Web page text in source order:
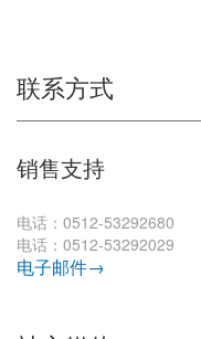
联系方式
销售支持
电话：0512-53292680
电话：0512-53292029
电子邮件→